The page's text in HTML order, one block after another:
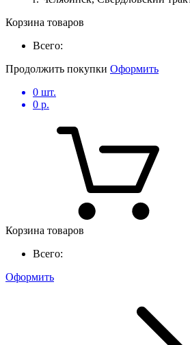
Корзина товаров
Всего:
Продолжить покупки Оформить
0 шт.
0 р.
Корзина товаров
Всего:
Оформить